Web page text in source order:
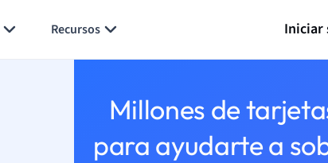
Recursos Iniciar
Millones de
para ayudarte a